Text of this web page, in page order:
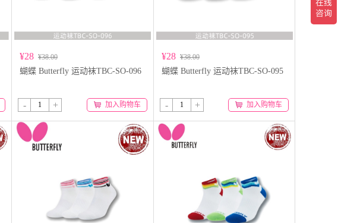
¥28 ¥38.00
蝴蝶 Butterfly 运动袜TBC-SO-096
- + 加入购物车
¥28 ¥38.00
蝴蝶 Butterfly 运动袜TBC-SO-095
- + 加入购物车